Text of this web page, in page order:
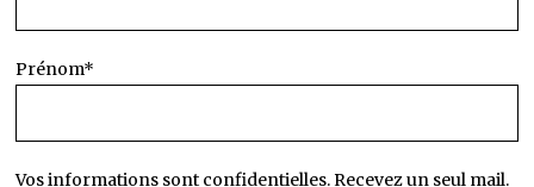
Prénom*
Vos informations sont confidentielles. Recevez un seul mail.